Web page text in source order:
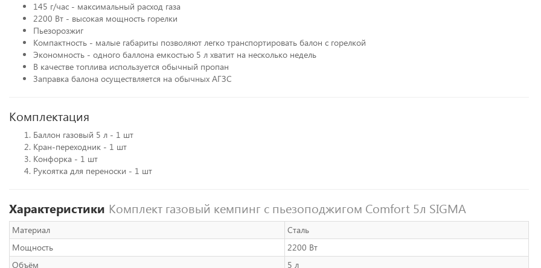
145 г/час - максимальный расход газа
2200 Вт - высокая мощность горелки
Пьезорозжиг
Компактность - малые габариты позволяют легко транспортировать балон с горелкой
Экономность - одного баллона емкостью 5 л хватит на несколько недель
В качестве топлива используется обычный пропан
Заправка балона осуществляется на обычных АГЗС
Комплектация
Баллон газовый 5 л - 1 шт
Кран-переходник - 1 шт
Конфорка - 1 шт
Рукоятка для переноски - 1 шт
Характеристики Комплект газовый кемпинг с пьезоподжигом Comfort 5л SIGMA
Материал
Сталь
Мощность
2200 Вт
Объём
5 л